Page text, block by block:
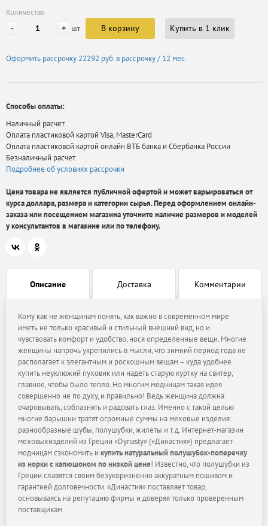
Количество
- + шт В корзину Купить в 1 клик
Оформить рассрочку 22292 руб. в рассрочку / 12 мес.
Способы оплаты:
Наличный расчет
Оплата пластиковой картой Visa, MasterCard
Оплата пластиковой картой онлайн ВТБ банка и Сбербанка России
Безналичный расчет.
Подробнее об условиях рассрочки
Цена товара не является публичной офертой и может варьироваться от
курса доллара, размера и категории сырья. Перед оформлением онлайн-
заказа или посещением магазина уточните наличие размеров и моделей
у консультантов в магазине или по телефону.
Описание Доставка Комментарии
Кому как не женщинам понять, как важно в современном мире
иметь не только красивый и стильный внешний вид, но и
чувствовать комфорт и удобство, нося определенные вещи. Многие
женщины напрочь укрепились в мысли, что зимний период года не
располагает к элегантным и роскошным вещам – куда удобнее
купить неуклюжий пуховик или надеть старую куртку на свитер,
главное, чтобы было тепло. Но многим модницам такая идея
совершенно не по духу, и правильно! Ведь женщина должна
очаровывать, соблазнять и радовать глаз. Именно с такой целью
многие барышни тратят огромные суммы на меховые изделия:
разнообразные шубы, полушубки, жилеты и т.д. Интернет-магазин
меховыхизделий из Греции «Dynasty» («Династия») предлагает
модницам сэкономить и купить натуральный полушубок-поперечку
из норки с капюшоном по низкой цене! Известно, что полушубки из
Греции славятся своим безукоризненно аккуратным пошивом и
гарантией долговечности. «Династия» поставляет товар,
основываясь на репутацию фирмы и доверяя только проверенным
поставщикам.